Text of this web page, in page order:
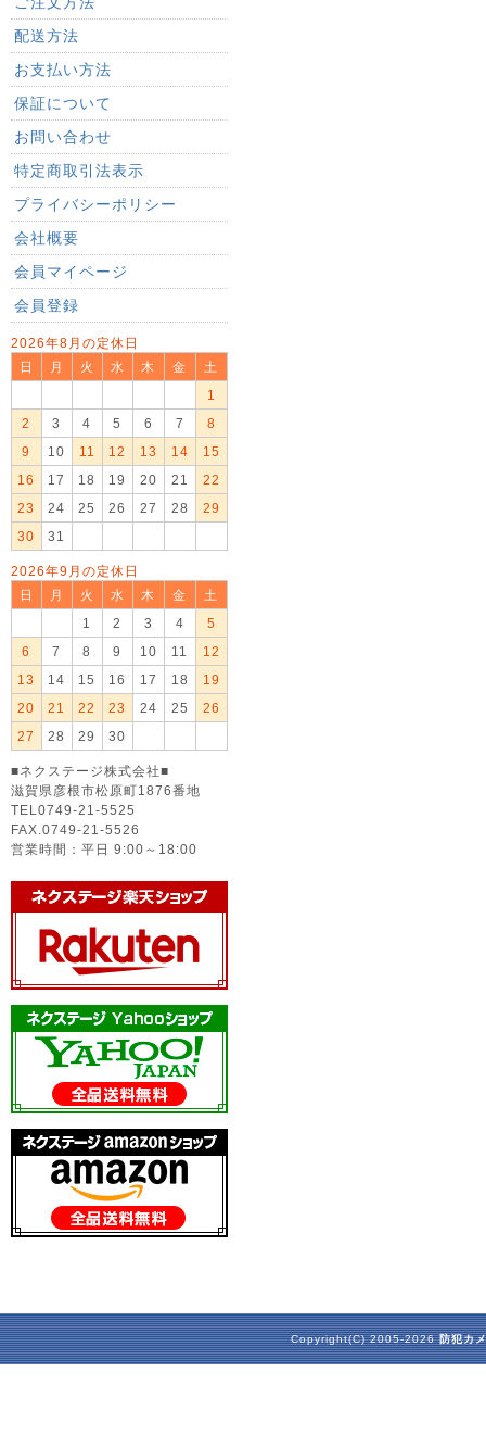
配送方法
お支払い方法
保証について
お問い合わせ
特定商取引法表示
プライバシーポリシー
会社概要
会員マイページ
会員登録
2026年8月の定休日
日
月 火 水 木 金
土
1
2
3 4 5 6 7
8
9
10 11 12 13 14
15
16
17 18 19 20 21
22
23
24 25 26 27 28
29
30
31
2026年9月の定休日
日
月 火 水 木 金
土
1
2 3 4
5
6
7 8 9 10 11
12
13
14 15 16 17 18
19
20
21 22 23 24 25
26
27
28 29 30
■ネクステージ株式会社■
滋賀県彦根市松原町1876番地
TEL0749-21-5525
FAX.0749-21-5526
営業時間：平日 9:00～18:00
Copyright(C) 2005-2026防犯カ